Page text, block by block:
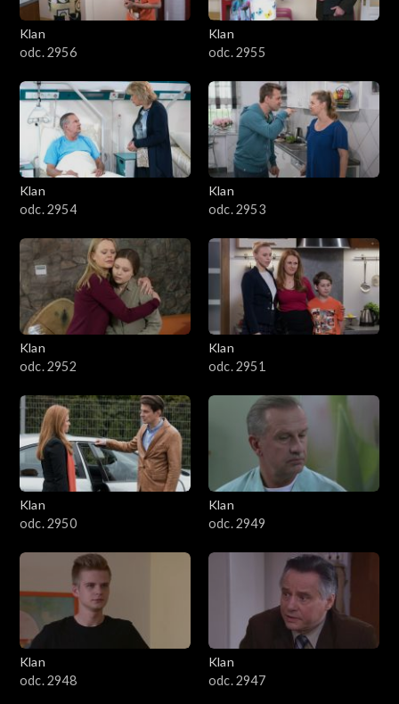
Klan
odc. 2956
Klan
odc. 2955
Klan
odc. 2954
Klan
odc. 2953
Klan
odc. 2952
Klan
odc. 2951
Klan
odc. 2950
Klan
odc. 2949
Klan
odc. 2948
Klan
odc. 2947